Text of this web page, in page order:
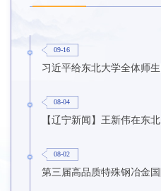
09-16
习近平给东北大学全体师
08-04
【辽宁新闻】王新伟在东
08-02